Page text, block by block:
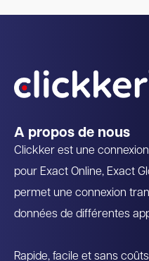
A propos de nous
Clickker est une
pour Exact Online, Exact
permet une connexion
données de différentes
Rapide, facile et sans